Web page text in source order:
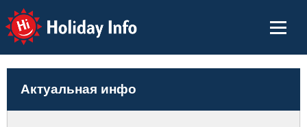
Holiday Info
Актуальная инфо